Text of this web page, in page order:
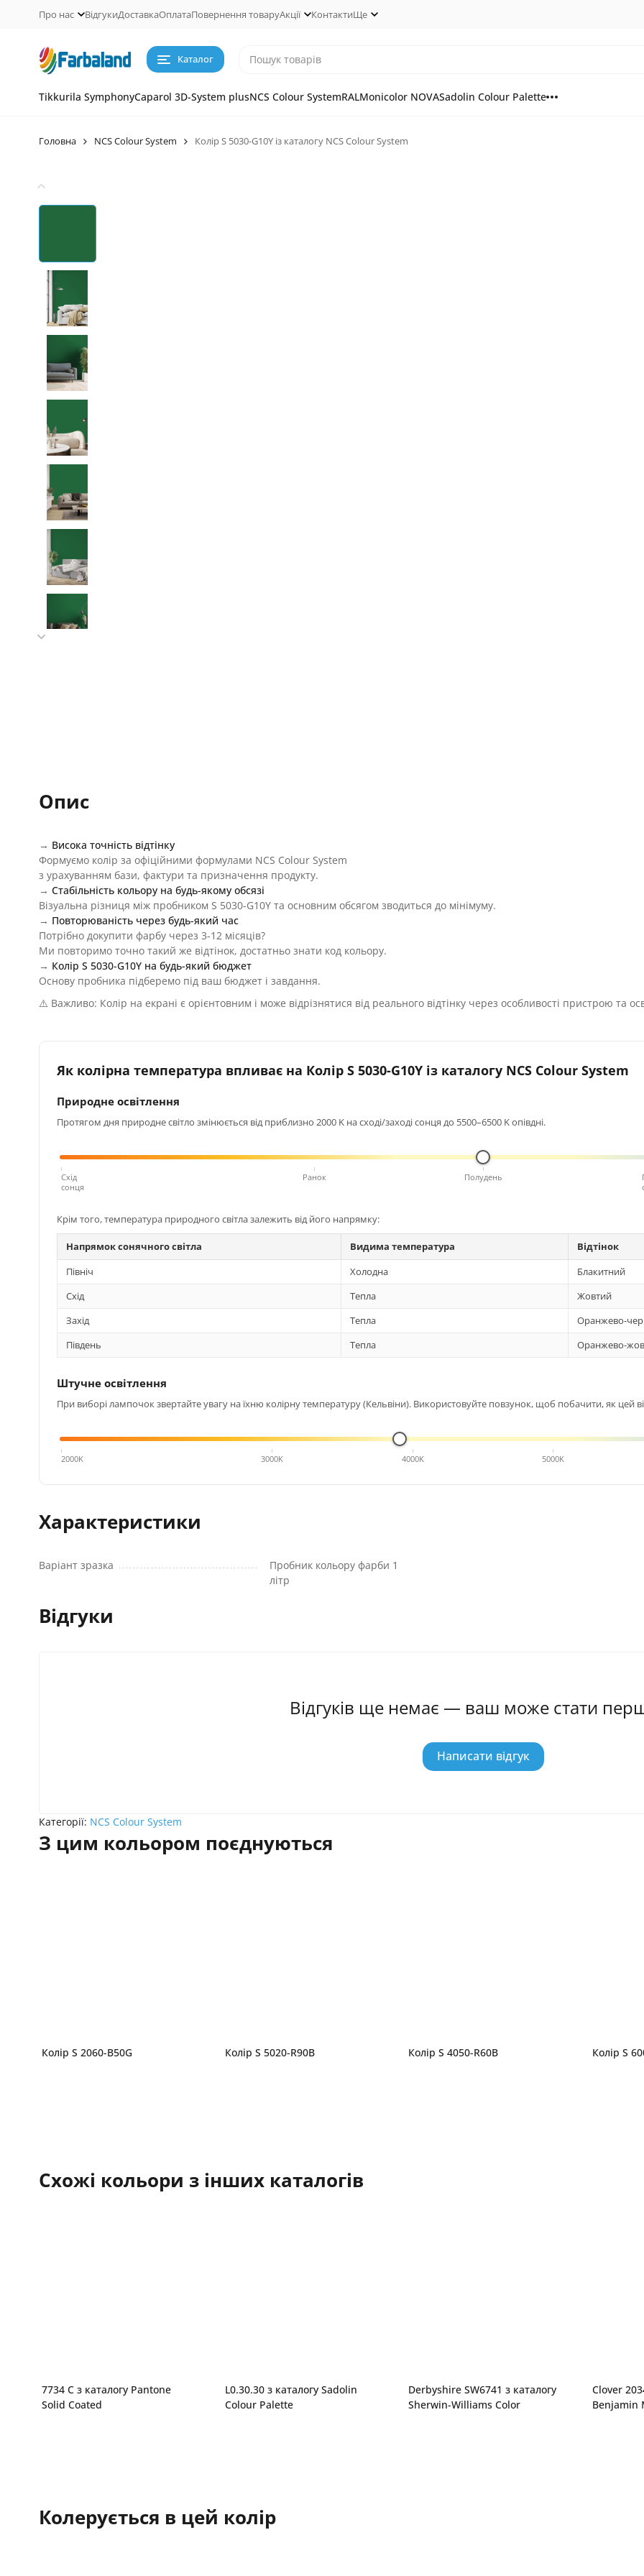
Про нас ВідгукиДоставкаОплатаПовернення товаруАкції КонтактиЩе
Каталог
Tikkurila SymphonyCaparol 3D-System plusNCS Colour SystemRALMonicolor NOVASadolin Colour Palette
Головна NCS Colour System Колір S 5030-G10Y із каталогу NCS Colour System
Опис
→ Висока точність відтінку
Формуємо колір за офіційними формулами NCS Colour System
з урахуванням бази, фактури та призначення продукту.
→ Стабільність кольору на будь-якому обсязі
Візуальна різниця між пробником S 5030-G10Y та основним обсягом зводиться до мінімуму.
→ Повторюваність через будь-який час
Потрібно докупити фарбу через 3-12 місяців?
Ми повторимо точно такий же відтінок, достатньо знати код кольору.
→ Колір S 5030-G10Y на будь-який бюджет
Основу пробника підберемо під ваш бюджет і завдання.
⚠️ Важливо: Колір на екрані є орієнтовним і може відрізнятися від реального відтінку через особливості пристрою та
Як колірна температура впливає на Колір S 5030-G10Y із каталогу NCS Colour System
Природне освітлення
Протягом дня природне світло змінюється від приблизно 2000 K на сході/заході сонця до 5500–6500 K опівдні.
Схід
сонця
Ранок Полудень
Крім того, температура природного світла залежить від його напрямку:
Напрямок сонячного світла Видима температура
Відтінок
Північ
Холодна
Блакитний
Схід
Тепла
Жовтий
Захід
Тепла
Оранжево-
Південь
Тепла Оранжево-
Штучне освітлення
При виборі лампочок звертайте увагу на їхню колірну температуру (Кельвіни). Використовуйте повзунок, щоб побачити, як цей
4000K
2000K 3000K 4000K 5000K
Характеристики
Варіант зразка
Пробник кольору фарби 1
літр
Відгуки
Відгуків ще немає — ваш може стати
Написати відгук
Категорії: NCS Colour System
З цим кольором поєднуються
Колір S 2060-B50G Колір S 5020-R90B Колір S 4050-R60B Колір S
Схожі кольори з інших каталогів
7734 C з каталогу Pantone
Solid Coated
L0.30.30 з каталогу Sadolin
Colour Palette
Derbyshire SW6741 з каталогу
Sherwin-Williams Color
Clover
Benjamin
Колерується в цей колір